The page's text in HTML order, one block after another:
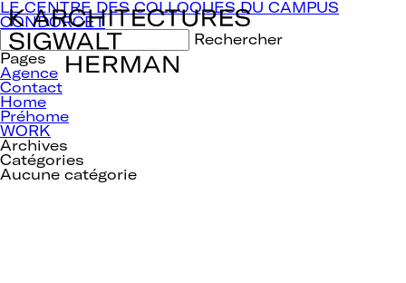
Navigation
de
l’article
LE CENTRE DES COLLOQUES DU CAMPUS
CONDORCET
Rechercher :
Pages
Agence
Contact
Home
Préhome
WORK
Archives
Catégories
Aucune catégorie